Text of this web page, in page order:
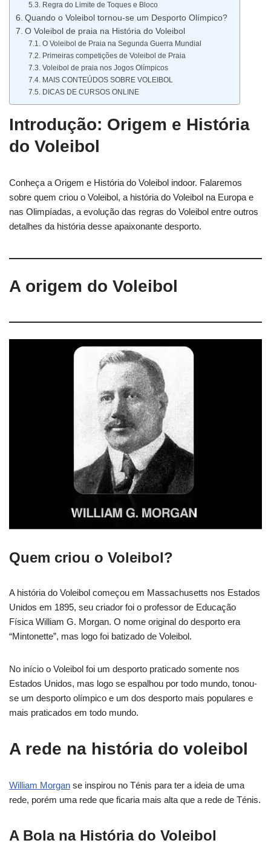
Regra do Limite de Toques e Bloco
Quando o Voleibol tornou-se um Desporto Olímpico?
O Voleibol de praia na História do Voleibol
O Voleibol de Praia na Segunda Guerra Mundial
Primeiras competições de Voleibol de Praia
Voleibol de praia nos Jogos Olímpicos
MAIS CONTEÚDOS SOBRE VOLEIBOL
DICAS DE CURSOS ONLINE
Introdução: Origem e História
do Voleibol
Conheça a Origem e História do Voleibol indoor. Falaremos
sobre quem criou o Voleibol, a história do Voleibol na Europa e
nas Olimpíadas, a evolução das regras do Voleibol entre outros
detalhes da história desse apaixonante desporto.
A origem do Voleibol
Quem criou o Voleibol?
A história do Voleibol começou em Massachusetts nos Estados
Unidos em 1895, seu criador foi o professor de Educação
Física William G. Morgan. O nome original do desporto era
“Mintonette”, mas logo foi batizado de Voleibol.
No início o Voleibol foi um desporto praticado somente nos
Estados Unidos, mas logo se espalhou por todo mundo, tonou-
se um desporto olímpico e um dos desporto mais populares e
mais praticados em todo mundo.
A rede na história do voleibol
William Morgan se inspirou no Ténis para ter a ideia de uma
rede, porém uma rede que ficaria mais alta que a rede de Ténis.
A Bola na História do Voleibol